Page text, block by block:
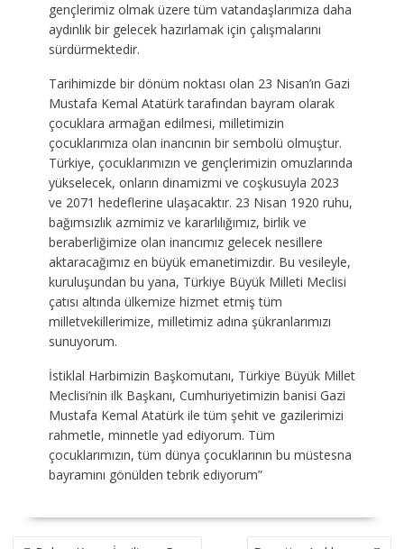
gençlerimiz olmak üzere tüm vatandaşlarımıza daha
aydınlık bir gelecek hazırlamak için çalışmalarını
sürdürmektedir.
Tarihimizde bir dönüm noktası olan 23 Nisan’ın Gazi
Mustafa Kemal Atatürk tarafından bayram olarak
çocuklara armağan edilmesi, milletimizin
çocuklarımıza olan inancının bir sembolü olmuştur.
Türkiye, çocuklarımızın ve gençlerimizin omuzlarında
yükselecek, onların dinamizmi ve coşkusuyla 2023
ve 2071 hedeflerine ulaşacaktır. 23 Nisan 1920 ruhu,
bağımsızlık azmimiz ve kararlılığımız, birlik ve
beraberliğimize olan inancımız gelecek nesillere
aktaracağımız en büyük emanetimizdir. Bu vesileyle,
kuruluşundan bu yana, Türkiye Büyük Milleti Meclisi
çatısı altında ülkemize hizmet etmiş tüm
milletvekillerimize, milletimiz adına şükranlarımızı
sunuyorum.
İstiklal Harbimizin Başkomutanı, Türkiye Büyük Millet
Meclisi’nin ilk Başkanı, Cumhuriyetimizin banisi Gazi
Mustafa Kemal Atatürk ile tüm şehit ve gazilerimizi
rahmetle, minnetle yad ediyorum. Tüm
çocuklarımızın, tüm dünya çocuklarının bu müstesna
bayramını gönülden tebrik ediyorum”